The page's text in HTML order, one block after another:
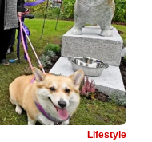
Lifestyle